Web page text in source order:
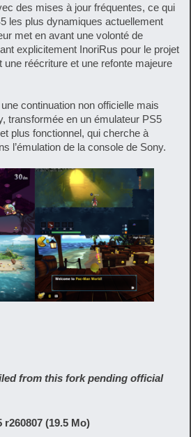
des mises à jour fréquentes, ce qui
les plus dynamiques actuellement
met en avant une volonté de
explicitement InoriRus pour le projet
une réécriture et une refonte majeure
continuation non officielle mais
transformée en un émulateur PS5
plus fonctionnel, qui cherche à
l’émulation de la console de Sony.
from this fork pending official
(19.5 Mo)